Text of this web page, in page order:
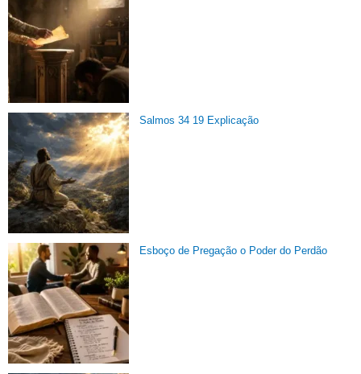
Salmos 34 19 Explicação
Esboço de Pregação o Poder do Perdão